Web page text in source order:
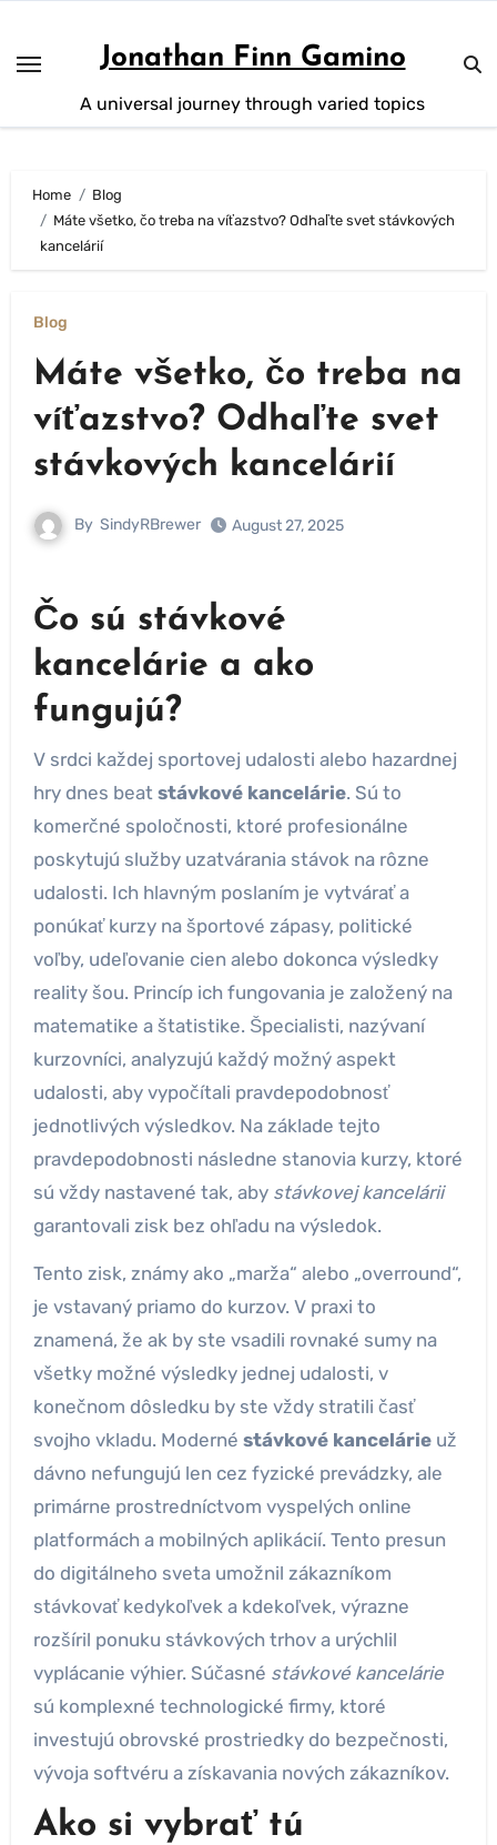
content
Jonathan Finn Gamino
A universal journey through varied topics
Home
Blog
Máte všetko, čo treba na víťazstvo? Odhaľte svet stávkových
kancelárií
Blog
Máte všetko, čo treba na
víťazstvo? Odhaľte svet
stávkových kancelárií
By SindyRBrewer August 27, 2025
Čo sú stávkové
kancelárie a ako
fungujú?
V srdci každej sportovej udalosti alebo hazardnej
hry dnes beat stávkové kancelárie. Sú to
komerčné spoločnosti, ktoré profesionálne
poskytujú služby uzatvárania stávok na rôzne
udalosti. Ich hlavným poslaním je vytvárať a
ponúkať kurzy na športové zápasy, politické
voľby, udeľovanie cien alebo dokonca výsledky
reality šou. Princíp ich fungovania je založený na
matematike a štatistike. Špecialisti, nazývaní
kurzovníci, analyzujú každý možný aspekt
udalosti, aby vypočítali pravdepodobnosť
jednotlivých výsledkov. Na základe tejto
pravdepodobnosti následne stanovia kurzy, ktoré
sú vždy nastavené tak, aby stávkovej kancelárii
garantovali zisk bez ohľadu na výsledok.
Tento zisk, známy ako „marža“ alebo „overround“,
je vstavaný priamo do kurzov. V praxi to
znamená, že ak by ste vsadili rovnaké sumy na
všetky možné výsledky jednej udalosti, v
konečnom dôsledku by ste vždy stratili časť
svojho vkladu. Moderné stávkové kancelárieuž
dávno nefungujú len cez fyzické prevádzky, ale
primárne prostredníctvom vyspelých online
platformách a mobilných aplikácií. Tento presun
do digitálneho sveta umožnil zákazníkom
stávkovať kedykoľvek a kdekoľvek, výrazne
rozšíril ponuku stávkových trhov a urýchlil
vyplácanie výhier. Súčasné stávkové kancelárie
sú komplexné technologické firmy, ktoré
investujú obrovské prostriedky do bezpečnosti,
vývoja softvéru a získavania nových zákazníkov.
Ako si vybrať tú